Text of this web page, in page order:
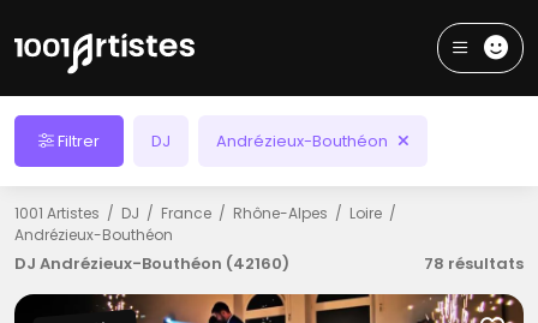
Filtrer DJ Andrézieux-Bouthéon
1001 Artistes DJ France Rhône-Alpes
Loire
Andrézieux-Bouthéon
DJ Andrézieux-Bouthéon (42160) 78 résultats